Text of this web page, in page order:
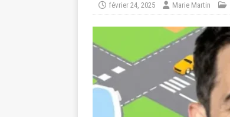
février 24, 2025 Marie Martin